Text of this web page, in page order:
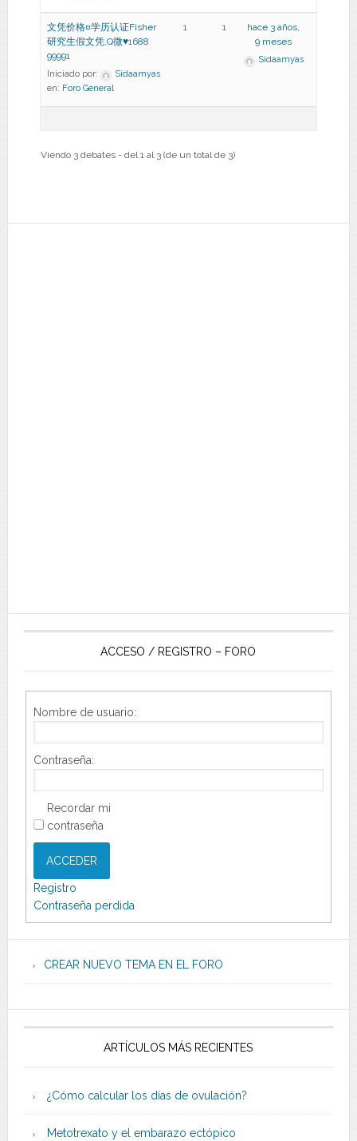
文凭价格¤学历认证Fisher
研究生假文凭,Q微♥1688
99991
Iniciado por:
Sidaamyas
en: Foro General
1 1
hace 3 años,
9 meses
Sidaamyas
Viendo 3 debates - del 1 al 3 (de un total de 3)
ACCESO / REGISTRO – FORO
Nombre de usuario:
Contraseña:
Recordar mi
contraseña
ACCEDER
Registro
Contraseña perdida
CREAR NUEVO TEMA EN EL FORO
ARTÍCULOS MÁS RECIENTES
¿Cómo calcular los días de ovulación?
Metotrexato y el embarazo ectópico